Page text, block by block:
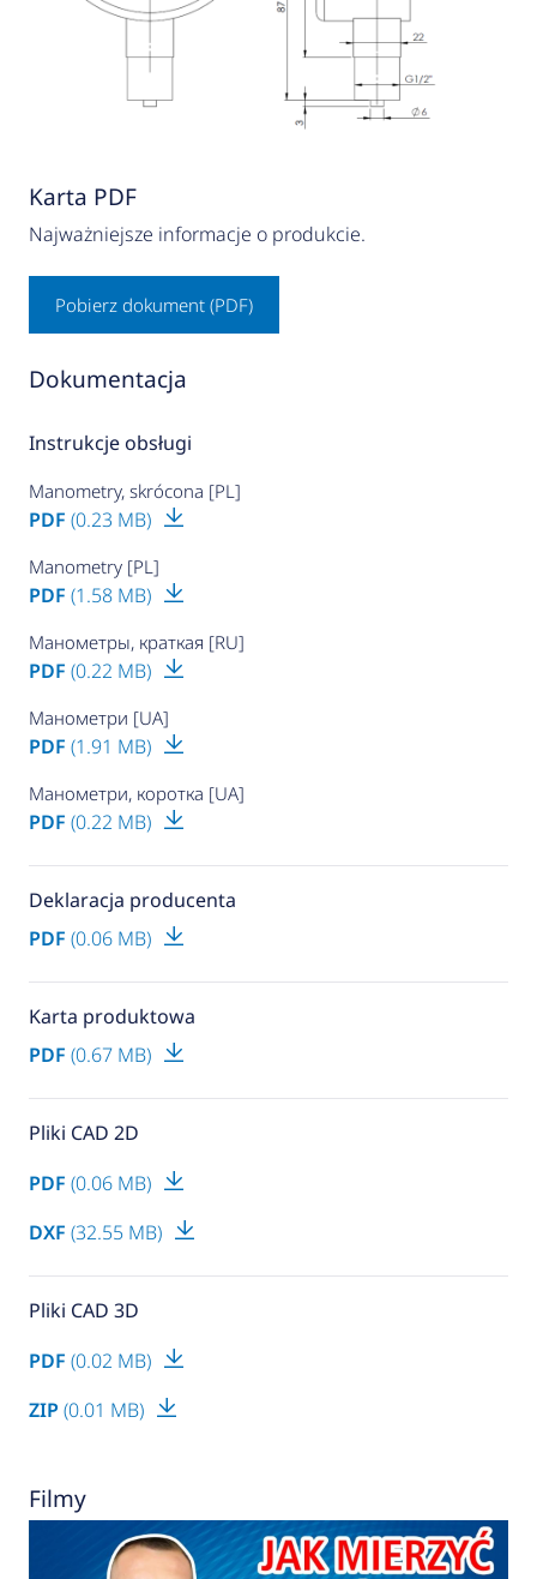
Karta PDF
Najważniejsze informacje o produkcie.
Pobierz dokument (PDF)
Dokumentacja
Instrukcje obsługi
Manometry, skrócona [PL]
PDF (0.23 MB)
Manometry [PL]
PDF (1.58 MB)
Манометры, краткая [RU]
PDF (0.22 MB)
Манометри [UA]
PDF (1.91 MB)
Манометри, коротка [UA]
PDF (0.22 MB)
Deklaracja producenta
PDF (0.06 MB)
Karta produktowa
PDF (0.67 MB)
Pliki CAD 2D
PDF (0.06 MB)
DXF (32.55 MB)
Pliki CAD 3D
PDF (0.02 MB)
ZIP (0.01 MB)
Filmy